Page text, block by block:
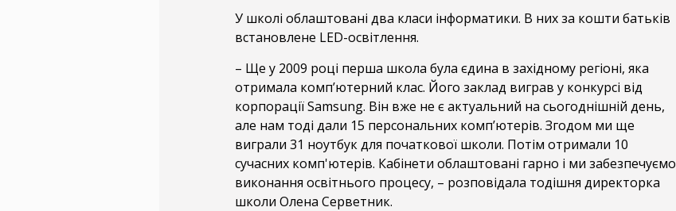
У школі облаштовані два класи інформатики. В них за кошти батьків
встановлене LED-освітлення.
– Ще у 2009 році перша школа була єдина в західному регіоні, яка
отримала комп’ютерний клас. Його заклад виграв у конкурсі від
корпорації Samsung. Він вже не є актуальний на сьогоднішній день,
але нам тоді дали 15 персональних комп’ютерів. Згодом ми ще
виграли 31 ноутбук для початкової школи. Потім отримали 10
сучасних комп'ютерів. Кабінети облаштовані гарно і ми забезпечуємо
виконання освітнього процесу, – розповідала тодішня директорка
школи Олена Серветник.